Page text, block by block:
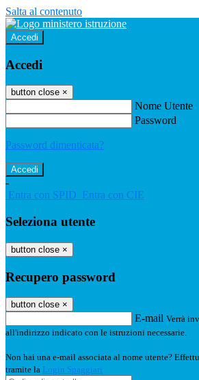
Salta al contenuto
Accedi
Accedi
button close ×
Nome Utente
Password
Password dimenticata?
-
Entra con SPID Entra con CIE
Seleziona utente
button close ×
Recupero password
button close ×
E-mail Verrà
all'indirizzo indicato con le istruzioni necessarie.
Non hai una e-mail associata al nome utente?
tramite la Login Spaggiari